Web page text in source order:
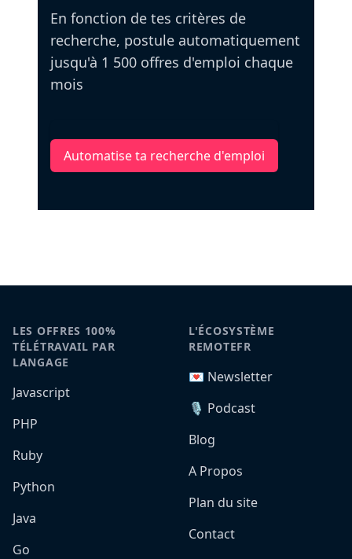
En fonction de tes critères de
recherche, postule automatiquement
jusqu'à 1 500 offres d'emploi chaque
mois
Automatise ta recherche d'emploi
LES OFFRES 100%
TÉLÉTRAVAIL PAR
LANGAGE
Javascript
PHP
Ruby
Python
Java
Go
L'ÉCOSYSTÈME
REMOTEFR
💌 Newsletter
🎙️ Podcast
Blog
A Propos
Plan du site
Contact